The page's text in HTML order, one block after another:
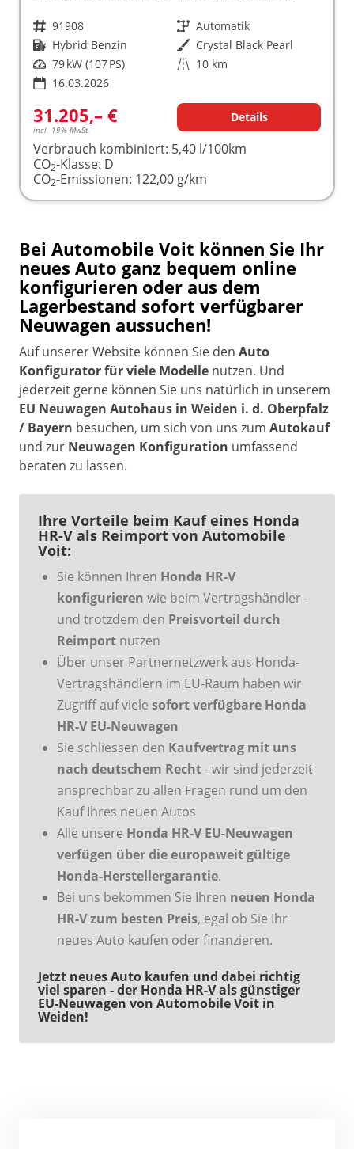
Fahrzeugnr. 91908 Getriebe Automatik
Kraftstoff Hybrid Benzin Außenfarbe Crystal Black Pearl
Leistung 79 kW (107 PS) Kilometerstand 10 km
16.03.2026
31.205,– €
incl. 19% MwSt.
Details
Verbrauch kombiniert: 5,40 l/100km
CO2-Klasse: D
CO2-Emissionen: 122,00 g/km
Bei Automobile Voit können Sie Ihr
neues Auto ganz bequem online
konfigurieren oder aus dem
Lagerbestand sofort verfügbarer
Neuwagen aussuchen!
Auf unserer Website können Sie den Auto
Konfigurator für viele Modelle nutzen. Und
jederzeit gerne können Sie uns natürlich in unserem
EU Neuwagen Autohaus in Weiden i. d. Oberpfalz
/ Bayern besuchen, um sich von uns zum Autokauf
und zur Neuwagen Konfiguration umfassend
beraten zu lassen.
Ihre Vorteile beim Kauf eines Honda
HR-V als Reimport von Automobile
Voit:
Sie können Ihren Honda HR-V
konfigurieren wie beim Vertragshändler -
und trotzdem den Preisvorteil durch
Reimport nutzen
Über unser Partnernetzwerk aus Honda-
Vertragshändlern im EU-Raum haben wir
Zugriff auf viele sofort verfügbare Honda
HR-V EU-Neuwagen
Sie schliessen den Kaufvertrag mit uns
nach deutschem Recht- wir sind jederzeit
ansprechbar zu allen Fragen rund um den
Kauf Ihres neuen Autos
Alle unsere Honda HR-V EU-Neuwagen
verfügen über die europaweit gültige
Honda-Herstellergarantie.
Bei uns bekommen Sie Ihren neuen Honda
HR-V zum besten Preis, egal ob Sie Ihr
neues Auto kaufen oder finanzieren.
Jetzt neues Auto kaufen und dabei richtig
viel sparen - der Honda HR-V als günstiger
EU-Neuwagen von Automobile Voit in
Weiden!